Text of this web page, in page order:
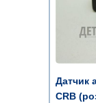
Датчик
CRB